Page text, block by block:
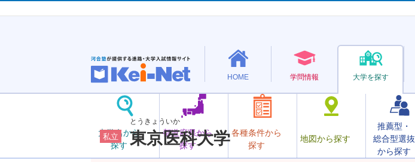
HOME 学問情報 大学を探す
大学名から
探す
都道府県から
探す
各種条件から
探す
地図から探す
推薦型・
総合型選抜
から探す
私立
とうきょういか
東京医科大学